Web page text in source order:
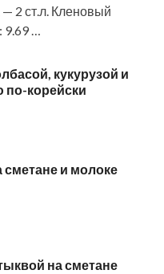
2 ст.л. Кленовый
…
кукурузой и
корейски
сметане и молоке
на сметане